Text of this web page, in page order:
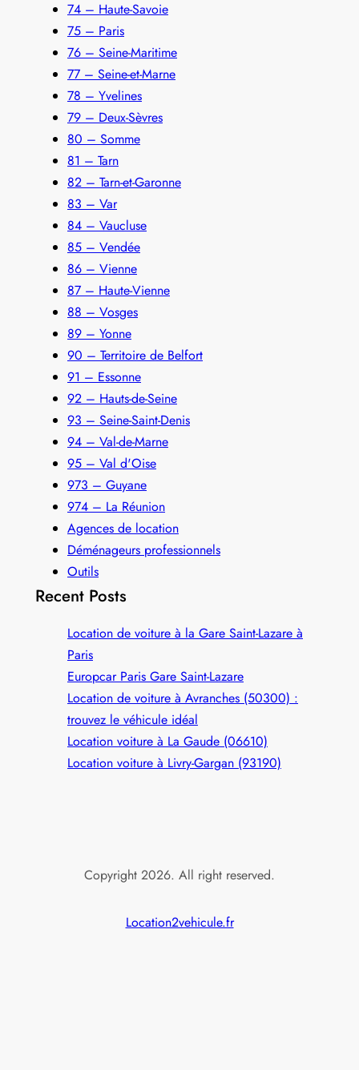
74 – Haute-Savoie
75 – Paris
76 – Seine-Maritime
77 – Seine-et-Marne
78 – Yvelines
79 – Deux-Sèvres
80 – Somme
81 – Tarn
82 – Tarn-et-Garonne
83 – Var
84 – Vaucluse
85 – Vendée
86 – Vienne
87 – Haute-Vienne
88 – Vosges
89 – Yonne
90 – Territoire de Belfort
91 – Essonne
92 – Hauts-de-Seine
93 – Seine-Saint-Denis
94 – Val-de-Marne
95 – Val d'Oise
973 – Guyane
974 – La Réunion
Agences de location
Déménageurs professionnels
Outils
Recent Posts
Location de voiture à la Gare Saint-Lazare à
Paris
Europcar Paris Gare Saint‑Lazare
Location de voiture à Avranches (50300) :
trouvez le véhicule idéal
Location voiture à La Gaude (06610)
Location voiture à Livry-Gargan (93190)
Copyright 2026. All right reserved.
Location2vehicule.fr